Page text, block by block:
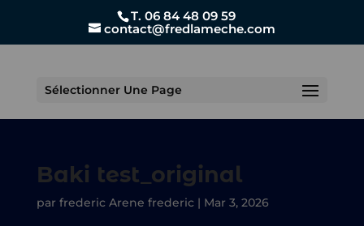
T. 06 84 48 09 59
contact@fredlameche.com
Sélectionner Une Page
Baki test_original
par frederic Arene frederic| Mar 3, 2026